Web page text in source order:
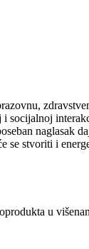
stvoriti i
u